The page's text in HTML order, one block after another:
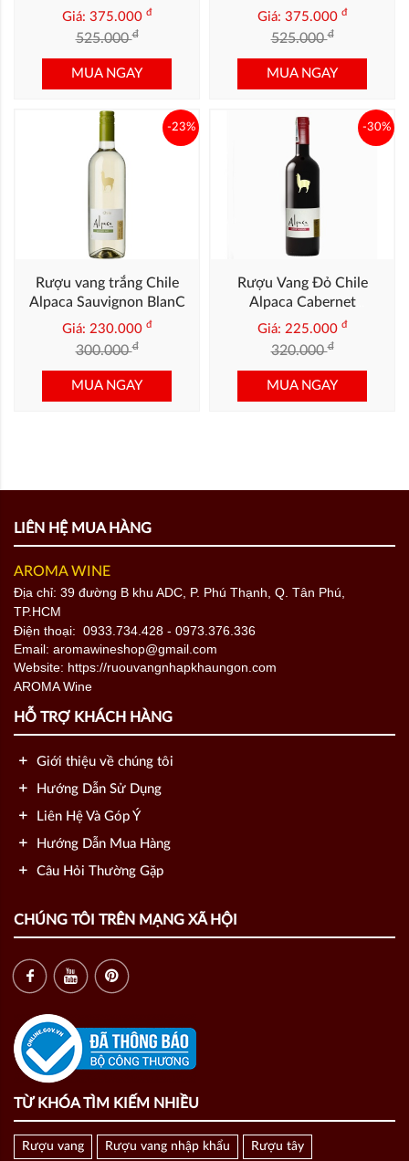
Premium
Giá: 375.000 đ
525.000đ
MUA NGAY
Sauvignon Premium
Giá: 375.000 đ
525.000đ
MUA NGAY
Rượu vang trắng Chile
Alpaca Sauvignon BlanC
Giá: 230.000 đ
300.000đ
-23%
MUA NGAY
Rượu Vang Đỏ Chile
Alpaca Cabernet
Sauvignon
Giá: 225.000 đ
320.000đ
-30%
MUA NGAY
LIÊN HỆ MUA HÀNG
AROMA WINE
Địa chỉ: 39 đường B khu ADC, P. Phú Thạnh, Q. Tân Phú,
TP.HCM
Điện thoại: 0933.734.428 - 0973.376.336
Email: aromawineshop@gmail.com
Website: https://ruouvangnhapkhaungon.com
HỖ TRỢ KHÁCH HÀNG
Giới thiệu về chúng tôi
Hướng Dẫn Sử Dụng
Liên Hệ Và Góp Ý
Hướng Dẫn Mua Hàng
Câu Hỏi Thường Gặp
CHÚNG TÔI TRÊN MẠNG XÃ HỘI
TỪ KHÓA TÌM KIẾM NHIỀU
Rượu vang Rượu vang nhập khẩu Rượu tây